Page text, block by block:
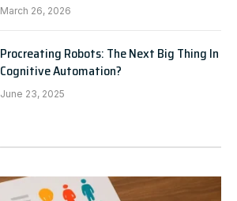
March 26, 2026
Procreating Robots: The Next Big Thing In
Cognitive Automation?
June 23, 2025